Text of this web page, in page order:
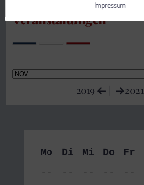
Veranstaltungen
2019 | 2021
Mo Di Mi Do Fr
--
-- -- -- --
Impressum